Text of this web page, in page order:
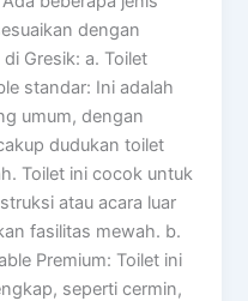
dengan
Gresik: a. Toilet
standar: Ini adalah
umum, dengan
dudukan toilet
Toilet ini cocok untuk
atau acara luar
fasilitas mewah. b.
Premium: Toilet ini
seperti cermin,